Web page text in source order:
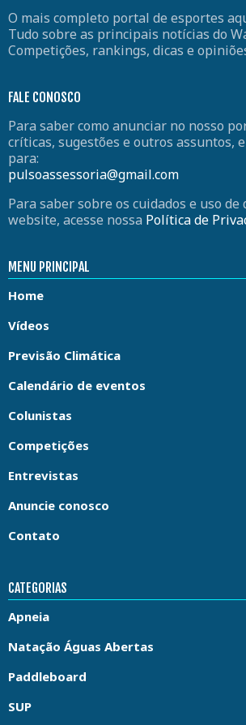
O mais completo portal de esportes
Tudo sobre as principais notícias do
Competições, rankings, dicas e
FALE CONOSCO
Para saber como anunciar no nosso
críticas, sugestões e outros assuntos,
para:
pulsoassessoria@gmail.com
Para saber sobre os cuidados e uso de
website, acesse nossa Política de
MENU PRINCIPAL
Home
Vídeos
Previsão Climática
Calendário de eventos
Colunistas
Competições
Entrevistas
Anuncie conosco
Contato
CATEGORIAS
Apneia
Natação Águas Abertas
Paddleboard
SUP